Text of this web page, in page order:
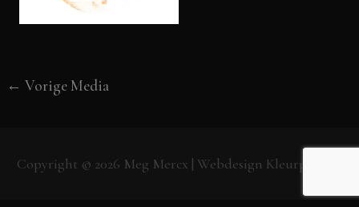
← Vorige Media
Copyright © 2026 Meg Mercx | Webdesign Kleurpunt.nl